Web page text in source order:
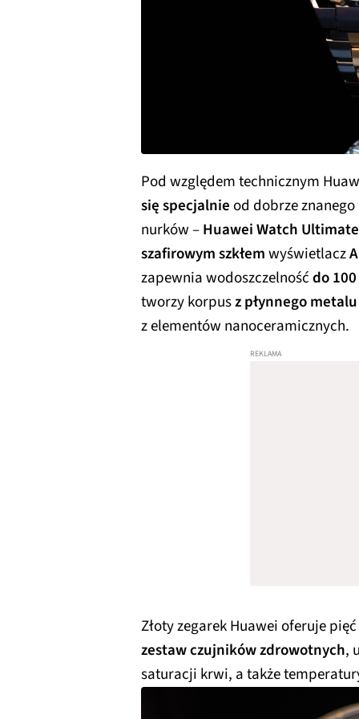
Pod względem technicznym
się specjalnieod dobrze
nurków –Huawei Watch Ultimate
szafirowym szkłemwyświetlacz
zapewnia wodoszczelnośćdo
tworzy korpusz płynnego
z elementów nanoceramicznych.
Złoty zegarek Huawei oferuje
zestaw czujników zdrowotnych,
saturacji krwi, a także